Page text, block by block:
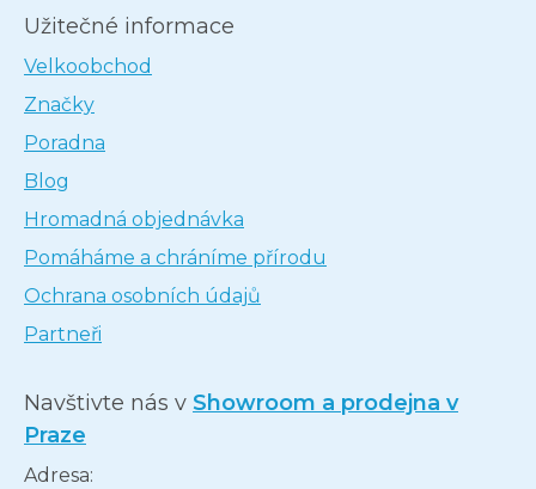
Užitečné informace
Velkoobchod
Značky
Poradna
Blog
Hromadná objednávka
Pomáháme a chráníme přírodu
Ochrana osobních údajů
Partneři
Navštivte nás v Showroom a prodejna v
Praze
Adresa: